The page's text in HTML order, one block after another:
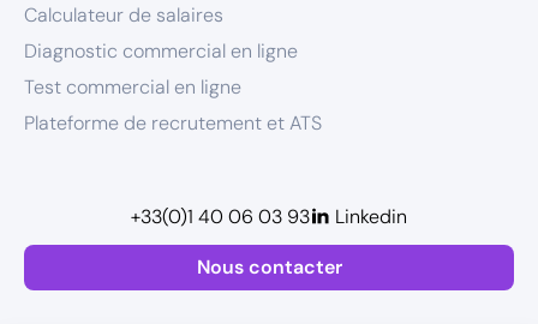
Calculateur de salaires
Diagnostic commercial en ligne
Test commercial en ligne
Plateforme de recrutement et ATS
Nous contacter
+33(0)1 40 06 03 93 Linkedin